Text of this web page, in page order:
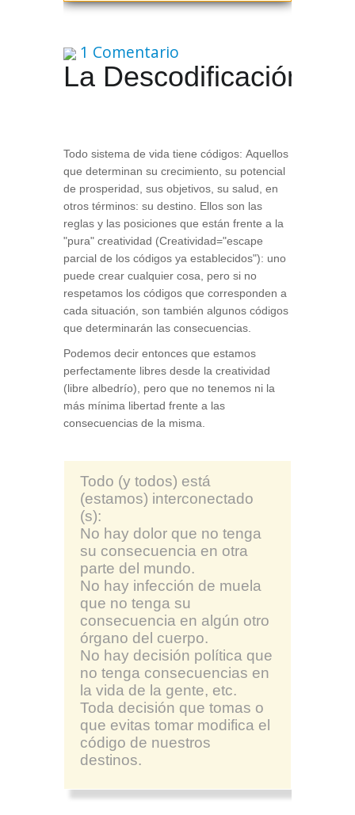
1 Comentario
La Descodificación
Todo sistema de vida tiene códigos: Aquellos
que determinan su crecimiento, su potencial
de prosperidad, sus objetivos, su salud, en
otros términos: su destino. Ellos son las
reglas y las posiciones que están frente a la
"pura" creatividad (Creatividad="escape
parcial de los códigos ya establecidos"): uno
puede crear cualquier cosa, pero si no
respetamos los códigos que corresponden a
cada situación, son también algunos códigos
que determinarán las consecuencias.
Podemos decir entonces que estamos
perfectamente libres desde la creatividad
(libre albedrío), pero que no tenemos ni la
más mínima libertad frente a las
consecuencias de la misma.
Todo (y todos) está
(estamos) interconectado
(s):
No hay dolor que no tenga
su consecuencia en otra
parte del mundo.
No hay infección de muela
que no tenga su
consecuencia en algún otro
órgano del cuerpo.
No hay decisión política que
no tenga consecuencias en
la vida de la gente, etc.
Toda decisión que tomas o
que evitas tomar modifica el
código de nuestros
destinos.